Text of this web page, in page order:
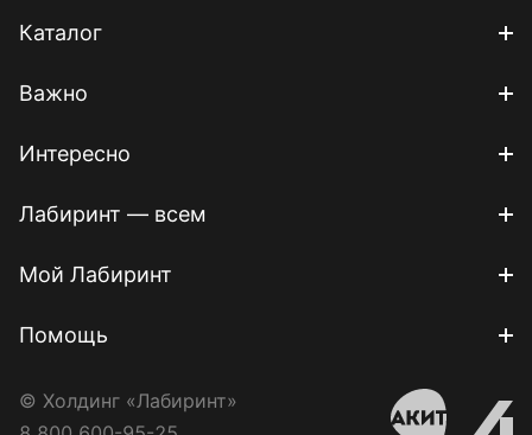
Каталог
Важно
Интересно
Лабиринт — всем
Мой Лабиринт
Помощь
© Холдинг «Лабиринт»